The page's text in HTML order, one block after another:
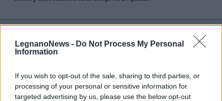
LegnanoNews - Do Not Process My Personal
Information
If you wish to opt-out of the sale, sharing to third parties, or
processing of your personal or sensitive information for
targeted advertising by us, please use the below opt-out